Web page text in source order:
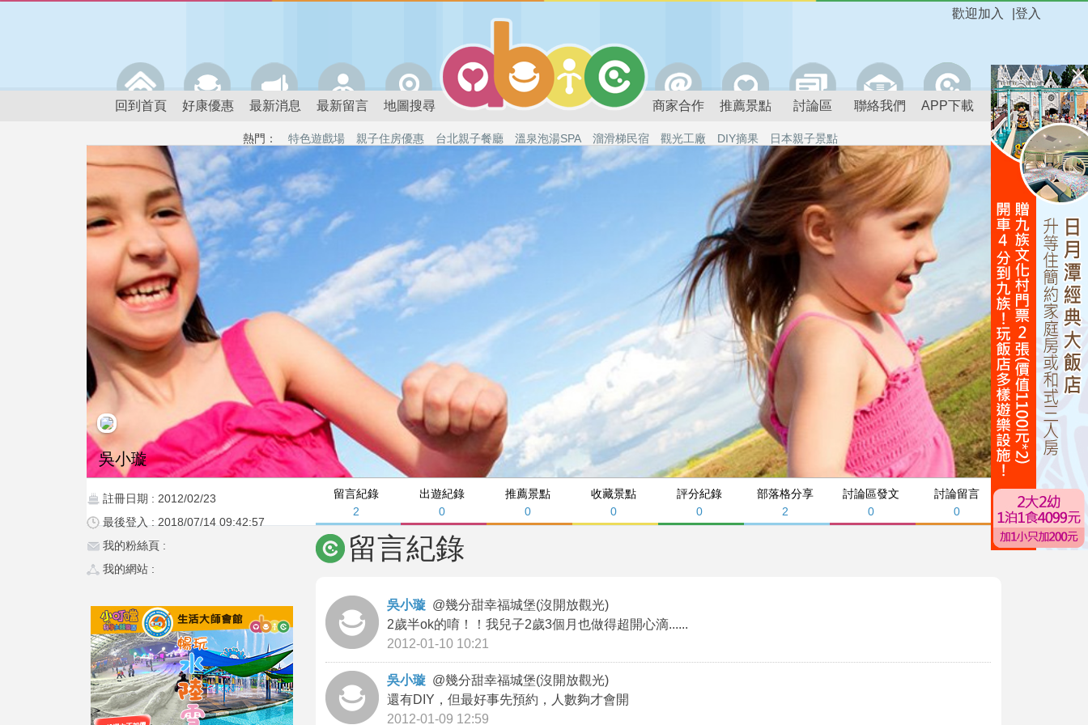
登入
歡迎加入
回到首頁 好康優惠 最新消息 最新留言 地圖搜尋 商家合作 推薦景點 討論區 聯絡我們 APP下載
熱門： 特色遊戲場 親子住房優惠 台北親子餐廳 溫泉泡湯SPA 溜滑梯民宿 觀光工廠 DIY摘果 日本親子景點
留言紀錄
2
出遊紀錄
0
推薦景點
0
收藏景點
0
評分紀錄
0
部落格分享
2
討論區發文
0
討論留言
0
吳小璇
註冊日期 : 2012/02/23
最後登入 : 2018/07/14 09:42:57
我的粉絲頁 :
我的網站 :
留言紀錄
吳小璇 @幾分甜幸福城堡(沒開放觀光)
2歲半ok的唷！！我兒子2歲3個月也做得超開心滴......
2012-01-10 10:21
吳小璇 @幾分甜幸福城堡(沒開放觀光)
還有DIY，但最好事先預約，人數夠才會開
2012-01-09 12:59